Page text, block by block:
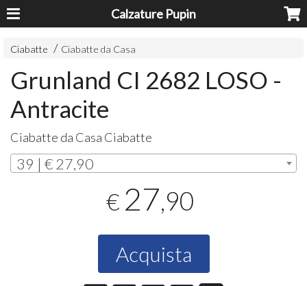
Calzature Pupin
Ciabatte Ciabatte da Casa
Grunland CI 2682 LOSO -
Antracite
Ciabatte da Casa Ciabatte
39 | € 27,90
€ 27,90
Acquista